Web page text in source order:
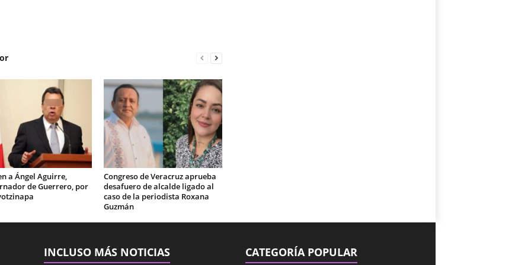
a Ángel Aguirre,
de Guerrero, por
Congreso de Veracruz aprueba
desafuero de alcalde ligado al
caso de la periodista Roxana
Guzmán
INCLUSO MÁS NOTICIAS CATEGORÍA POPULAR